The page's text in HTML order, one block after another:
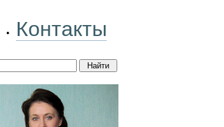
• Контакты